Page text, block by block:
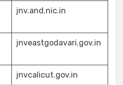
jnv.and.nic.in
jnveastgodavari.gov.in
jnvcalicut.gov.in